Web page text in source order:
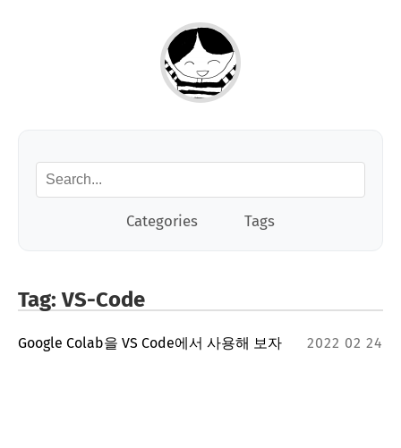
Categories Tags
Tag: VS-Code
2022 02 24
Google Colab을 VS Code에서 사용해 보자